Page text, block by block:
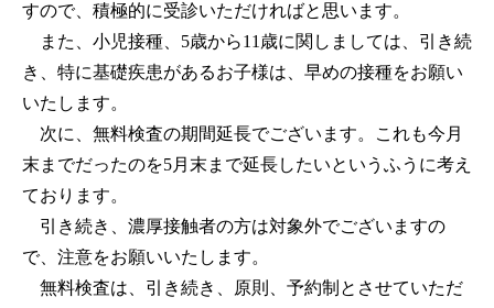
すので、積極的に受診いただければと思います。
また、小児接種、5歳から11歳に関しましては、引き続
き、特に基礎疾患があるお子様は、早めの接種をお願い
いたします。
次に、無料検査の期間延長でございます。これも今月
末までだったのを5月末まで延長したいというふうに考え
ております。
引き続き、濃厚接触者の方は対象外でございますの
で、注意をお願いいたします。
無料検査は、引き続き、原則、予約制とさせていただ